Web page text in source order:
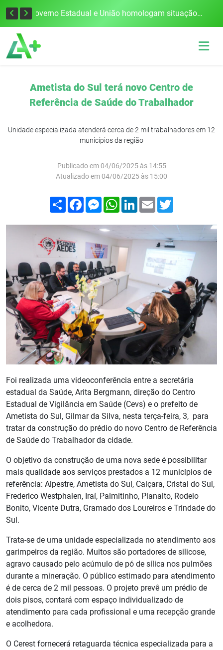
Defesa Civil alerta para risco de tornado e tempestades severas no RS entre esta quinta e sexta-feira Governo Estadual e União homologam situação de emergência em Frederico Westphalen após vendaval
Ametista do Sul terá novo Centro de
Referência de Saúde do Trabalhador
Unidade especializada atenderá cerca de 2 mil trabalhadores em 12
municípios da região
Publicado em 04/06/2025 às 14:55
Atualizado em 04/06/2025 às 15:00
Compartilhar
FacebookMessenger
WhatsApp
LinkedIn
Email
Foi realizada uma videoconferência entre a secretária
estadual da Saúde, Arita Bergmann, direção do Centro
Estadual de Vigilância em Saúde (Cevs) e o prefeito de
Ametista do Sul, Gilmar da Silva, nesta terça-feira, 3, para
tratar da construção do prédio do novo Centro de Referência
de Saúde do Trabalhador da cidade.
O objetivo da construção de uma nova sede é possibilitar
mais qualidade aos serviços prestados a 12 municípios de
referência: Alpestre, Ametista do Sul, Caiçara, Cristal do Sul,
Frederico Westphalen, Iraí, Palmitinho, Planalto, Rodeio
Bonito, Vicente Dutra, Gramado dos Loureiros e Trindade do
Sul.
Trata-se de uma unidade especializada no atendimento aos
garimpeiros da região. Muitos são portadores de silicose,
agravo causado pelo acúmulo de pó de sílica nos pulmões
durante a mineração. O público estimado para atendimento
é de cerca de 2 mil pessoas. O projeto prevê um prédio de
dois pisos, contará com espaço individualizado de
atendimento para cada profissional e uma recepção grande
e acolhedora.
O Cerest fornecerá retaguarda técnica especializada para a